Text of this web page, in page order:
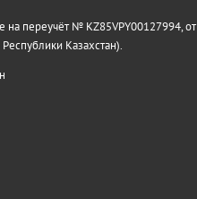
на переучёт № KZ85VPY00127994, от
Казахстан).